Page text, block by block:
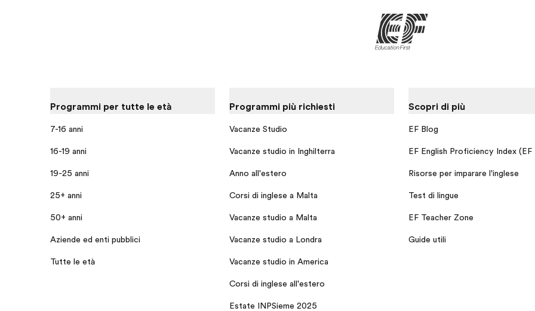
Programmi per tutte le età
7-16 anni
16-19 anni
19-25 anni
25+ anni
50+ anni
Aziende ed enti pubblici
Tutte le età
Programmi più richiesti
Vacanze Studio
Vacanze studio in Inghilterra
Anno all'estero
Corsi di inglese a Malta
Vacanze studio a Malta
Vacanze studio a Londra
Vacanze studio in America
Corsi di inglese all'estero
Estate INPSieme 2025
Scopri di più
EF Blog
EF English Proficiency Index (EF
Risorse per imparare l'inglese
Test di lingue
EF Teacher Zone
Guide utili